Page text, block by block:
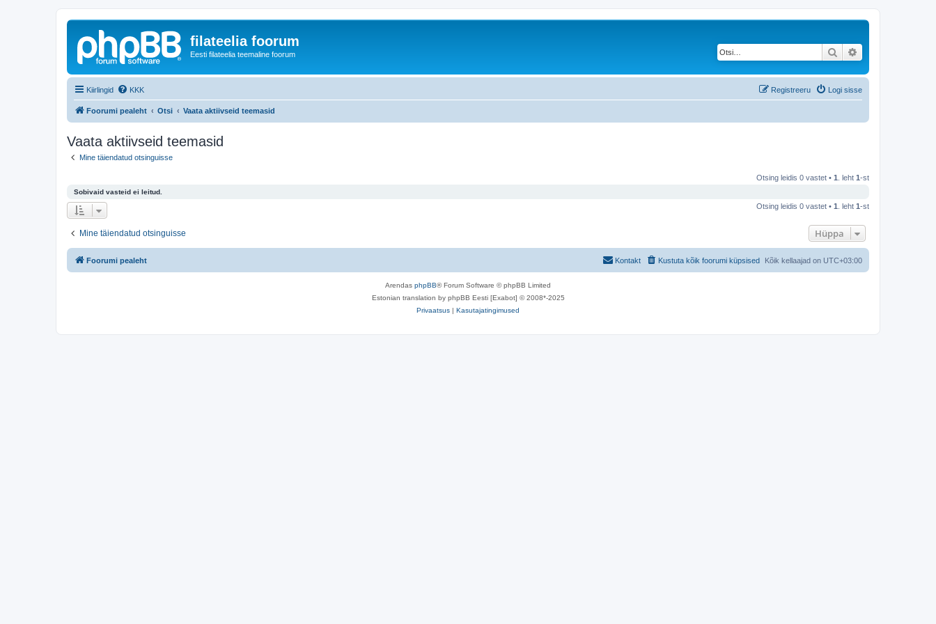
filateelia foorum
Eesti filateelia teemaline foorum Otsi
Kiirlingid KKK Logi sisse
Registreeru
Foorumi pealeht Otsi Vaata aktiivseid teemasid
Vaata aktiivseid teemasid
Mine täiendatud otsinguisse
Otsing leidis 0 vastet • 1 . leht 1-st
Sobivaid vasteid ei leitud.
Otsing leidis 0 vastet • 1 . leht 1-st
Mine täiendatud otsinguisse Hüppa
Foorumi pealeht Kõik kellaajad on UTC+03:00
Kustuta kõik foorumi küpsised
Kontakt
Arendas phpBB® Forum Software © phpBB Limited
Estonian translation by phpBB Eesti [Exabot] © 2008*-2025
Privaatsus | Kasutajatingimused